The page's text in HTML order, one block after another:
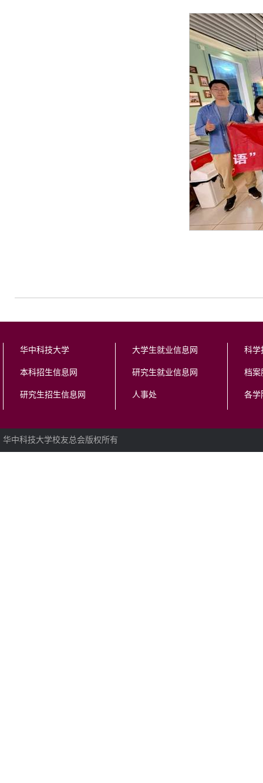
华中科技大学
本科招生信息网
研究生招生信息网
大学生就业信息网
研究生就业信息网
人事处
科学
档案
各学
华中科技大学校友总会版权所有